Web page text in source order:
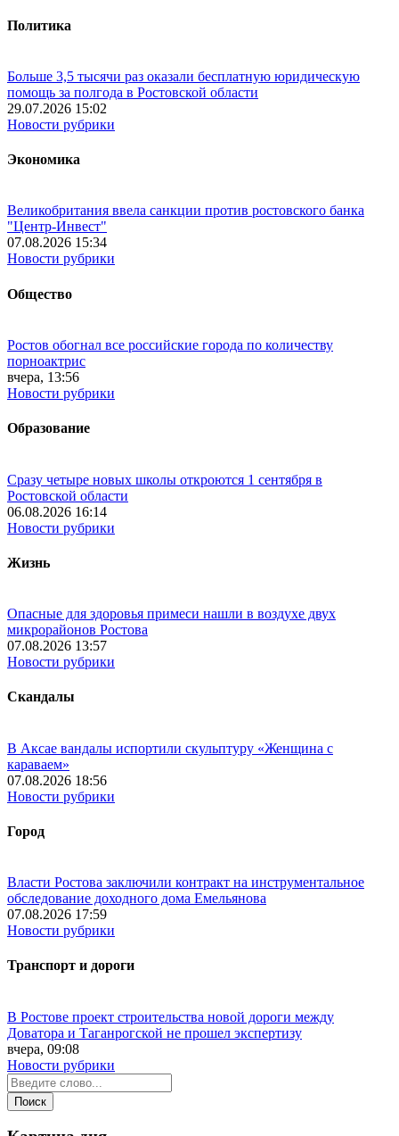
Политика
Больше 3,5 тысячи раз оказали бесплатную юридическую
помощь за полгода в Ростовской области
29.07.2026 15:02
Новости рубрики
Экономика
Великобритания ввела санкции против ростовского банка
"Центр-Инвест"
07.08.2026 15:34
Новости рубрики
Общество
Ростов обогнал все российские города по количеству
порноактрис
вчера, 13:56
Новости рубрики
Образование
Сразу четыре новых школы откроются 1 сентября в
Ростовской области
06.08.2026 16:14
Новости рубрики
Жизнь
Опасные для здоровья примеси нашли в воздухе двух
микрорайонов Ростова
07.08.2026 13:57
Новости рубрики
Скандалы
В Аксае вандалы испортили скульптуру «Женщина с
караваем»
07.08.2026 18:56
Новости рубрики
Город
Власти Ростова заключили контракт на инструментальное
обследование доходного дома Емельянова
07.08.2026 17:59
Новости рубрики
Транспорт и дороги
В Ростове проект строительства новой дороги между
Доватора и Таганрогской не прошел экспертизу
вчера, 09:08
Новости рубрики